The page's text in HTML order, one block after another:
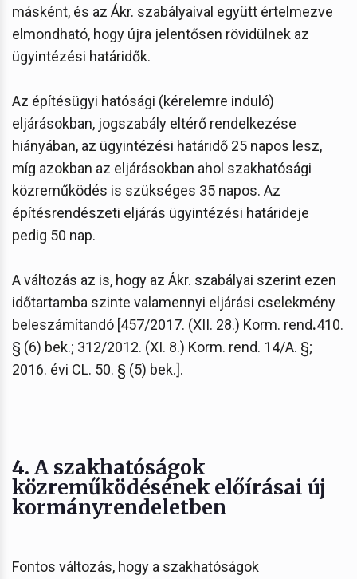
másként, és az Ákr. szabályaival együtt értelmezve
elmondható, hogy újra jelentősen rövidülnek az
ügyintézési határidők.
Az építésügyi hatósági (kérelemre induló)
eljárásokban, jogszabály eltérő rendelkezése
hiányában, az ügyintézési határidő 25 napos lesz,
míg azokban az eljárásokban ahol szakhatósági
közreműködés is szükséges 35 napos. Az
építésrendészeti eljárás ügyintézési határideje
pedig 50 nap.
A változás az is, hogy az Ákr. szabályai szerint ezen
időtartamba szinte valamennyi eljárási cselekmény
beleszámítandó [457/2017. (XII. 28.) Korm. rend.410.
§ (6) bek.; 312/2012. (XI. 8.) Korm. rend. 14/A. §;
2016. évi CL. 50. § (5) bek.].
4. A szakhatóságok
közreműködésének előírásai új
kormányrendeletben
Fontos változás, hogy a szakhatóságok